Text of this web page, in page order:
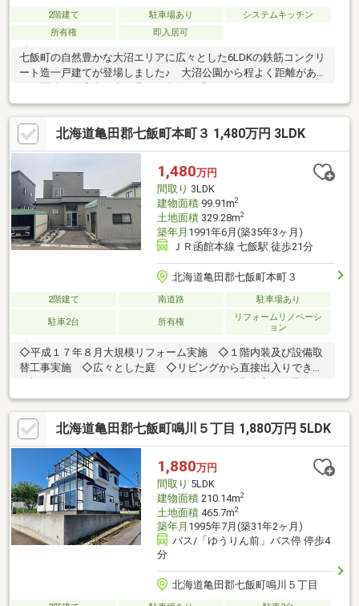
2階建て 駐車場あり
システムキッチン
所有権
即入居可
七飯町の自然豊かな大沼エリアに広々とした6LDKの鉄筋コンクリ
ート造一戸建てが登場しました♪ 大沼公園から程よく距離があ
た充実した時間を過ごすことが可能です ６LDKの充実した間取
りに南西方向からの日差しを存分に浴びながら庭の自然を愛でる
ことができるテラスも魅力です・築48年経過していますが、耐久
性に優れた鉄筋コンクリート造です！ 自然豊かな閑静な環境で移
住や田舎暮らしの拠点、または別荘としてご検討してみてはいか
がでしょうか内覧のご予約・お問い合わせは協和ハウス（0138-
40-0133）まで
北海道亀田郡七飯町本町３ 1,480万円 3LDK
1,480万円
間取り 3LDK
建物面積99.91m2
土地面積329.28m2
築年月 1991年6月(築35年3ヶ月)
ＪＲ函館本線 七飯駅 徒歩21分
北海道亀田郡七飯町本町３
2階建て 南道路 駐車場あり
駐車2台 所有権
リフォームリノベーシ
ョン
◇平成１７年８月大規模リフォーム実施 ◇１階内装及び設備取
替工事実施 ◇広々とした庭 ◇リビングから直接出入りできる
倉庫付きDIYが楽しめる。
北海道亀田郡七飯町鳴川５丁目 1,880万円 5LDK
1,880万円
間取り 5LDK
建物面積210.14m2
土地面積465.7m2
築年月 1995年7月(築31年2ヶ月)
バス/「ゆうりん前」バス停 停歩4
分
北海道亀田郡七飯町鳴川５丁目